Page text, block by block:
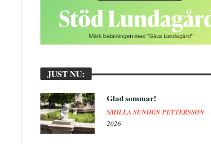
JUST NU:
Glad sommar!
SMILLA SUNDÉN PETTERSSON
2026